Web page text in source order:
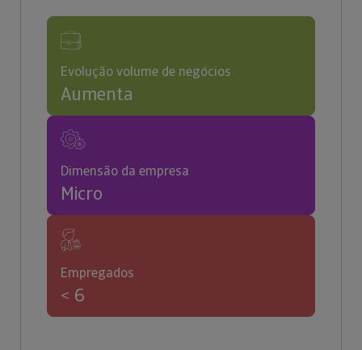
Evolução volume de negócios
Aumenta
Dimensão da empresa
Micro
Empregados
< 6